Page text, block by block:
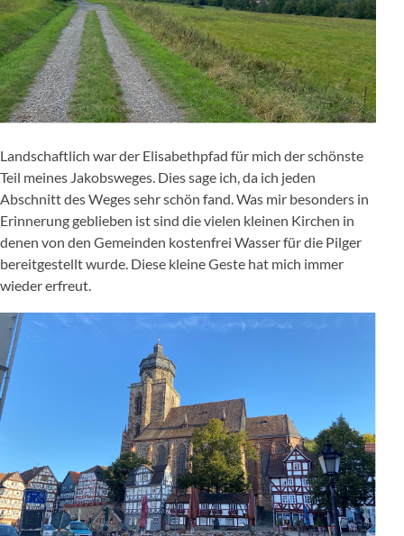
Landschaftlich war der Elisabethpfad für mich der schönste
Teil meines Jakobsweges. Dies sage ich, da ich jeden
Abschnitt des Weges sehr schön fand. Was mir besonders in
Erinnerung geblieben ist sind die vielen kleinen Kirchen in
denen von den Gemeinden kostenfrei Wasser für die Pilger
bereitgestellt wurde. Diese kleine Geste hat mich immer
wieder erfreut.